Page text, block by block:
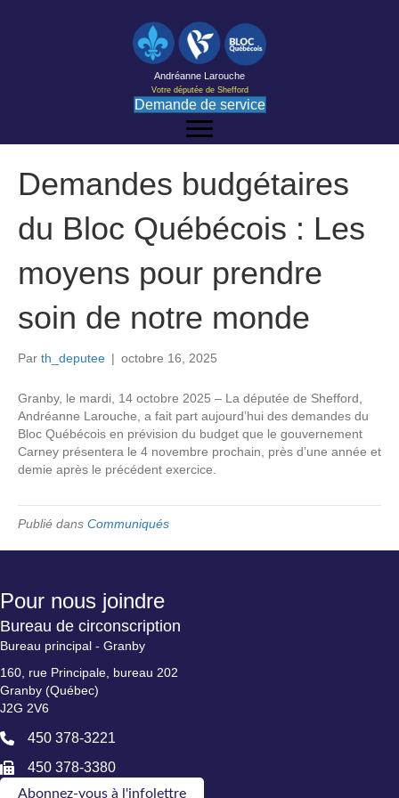
Andréanne Larouche
Votre députée de Shefford
Demande de service
Demandes budgétaires
du Bloc Québécois : Les
moyens pour prendre
soin de notre monde
Par th_deputee | octobre 16, 2025
Granby, le mardi, 14 octobre 2025 – La députée de Shefford,
Andréanne Larouche, a fait part aujourd’hui des demandes du
Bloc Québécois en prévision du budget que le gouvernement
Carney présentera le 4 novembre prochain, près d’une année et
demie après le précédent exercice.
Publié dans Communiqués
Pour nous joindre
Bureau de circonscription
Bureau principal - Granby
160, rue Principale, bureau 202
Granby (Québec)
J2G 2V6
450 378-3221
450 378-3380
Abonnez-vous à l'infolettre